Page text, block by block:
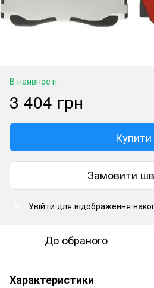
В наявності
3 404 грн
Купити
Замовити
Увійти для відображення
До обраного
Характеристики